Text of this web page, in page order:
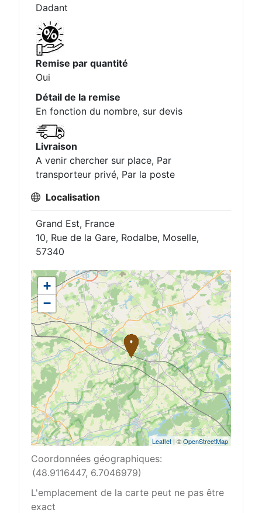
Dadant
Remise par quantité
Oui
Détail de la remise
En fonction du nombre, sur devis
Livraison
A venir chercher sur place, Par
transporteur privé, Par la poste
Localisation
Grand Est, France
10, Rue de la Gare, Rodalbe, Moselle,
57340
+
−
Leaflet | ©OpenStreetMap
Coordonnées géographiques:
(48.9116447, 6.7046979)
L'emplacement de la carte peut ne pas être
exact